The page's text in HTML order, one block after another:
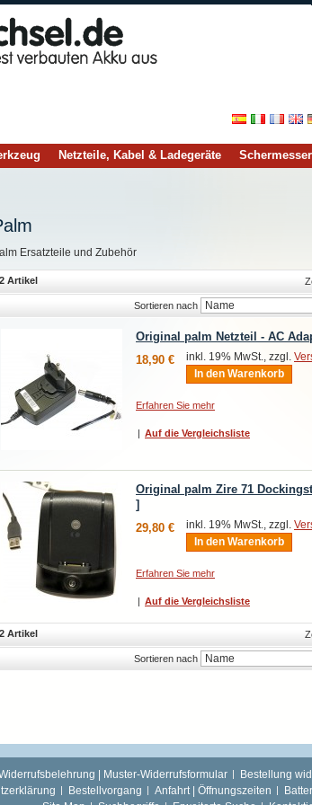
Netzteile, Kabel & Ladegeräte
Ersatzteile und Zubehör
2 Artikel
Sortieren nach
Original palm Netzteil - AC
18,90 €
inkl. 19% MwSt., zzgl.
In den Warenkorb
Erfahren Sie mehr
| Auf die Vergleichsliste
Original palm Zire 71
]
29,80 €
inkl. 19% MwSt., zzgl.
In den Warenkorb
Erfahren Sie mehr
| Auf die Vergleichsliste
2 Artikel
Sortieren nach
| Muster-Widerrufsformular Bestellung
Bestellvorgang Anfahrt | Öffnungszeiten